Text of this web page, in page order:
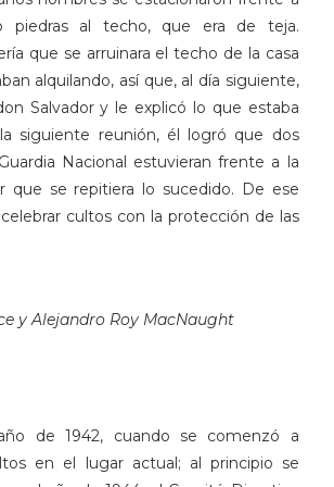
piedras al techo, que era de teja.
que se arruinara el techo de la casa
alquilando, así que, al día siguiente,
Salvador y le explicó lo que estaba
siguiente reunión, él logró que dos
Nacional estuvieran frente a la
que se repitiera lo sucedido. De ese
cultos con la protección de las
y Alejandro Roy MacNaught
de 1942, cuando se comenzó a
en el lugar actual; al principio se